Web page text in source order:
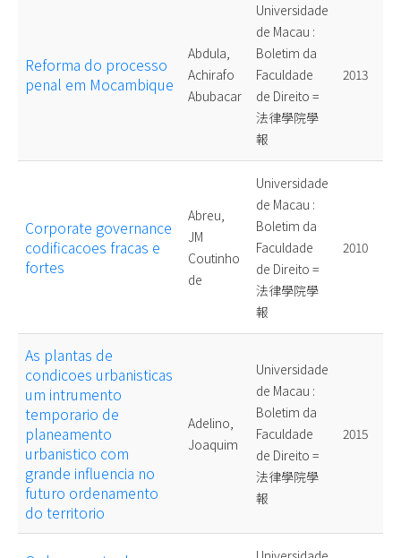
Reforma do processo
penal em Mocambique
Abdula,
Achirafo
Abubacar
Universidade
de Macau :
Boletim da
Faculdade
de Direito =
法律學院學
報
2013
Corporate governance
codificacoes fracas e
fortes
Abreu,
JM
Coutinho
de
Universidade
de Macau :
Boletim da
Faculdade
de Direito =
法律學院學
報
2010
As plantas de
condicoes urbanisticas
um intrumento
temporario de
planeamento
urbanistico com
grande influencia no
futuro ordenamento
do territorio
Adelino,
Joaquim
Universidade
de Macau :
Boletim da
Faculdade
de Direito =
法律學院學
報
2015